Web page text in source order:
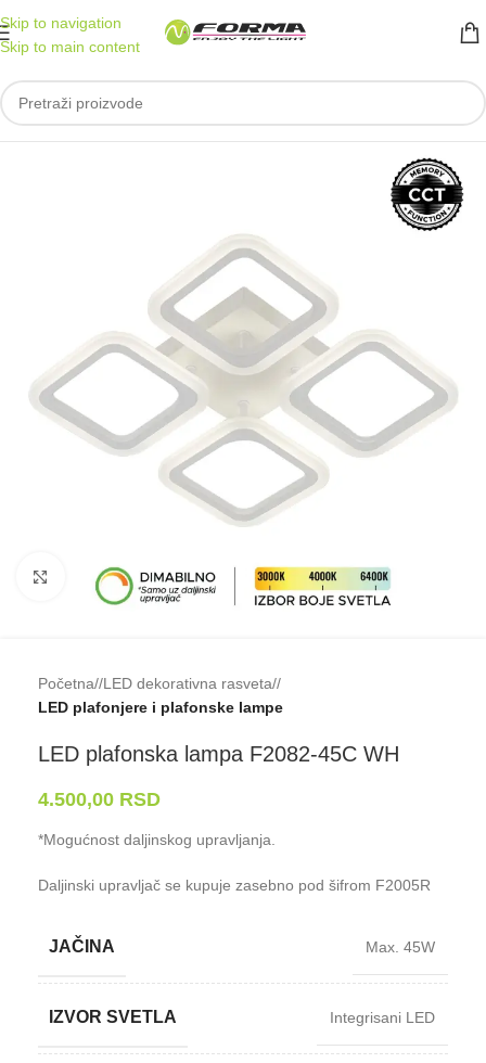
Skip to navigation
Skip to main content
Klikni da uveličaš
Početna/ LED dekorativna rasveta/
LED plafonjere i plafonske lampe
LED plafonska lampa F2082-⁠45C WH
4.500,00 RSD
*Mogućnost daljinskog upravljanja.
Daljinski upravljač se kupuje zasebno pod šifrom F2005R
JAČINA Max. 45W
IZVOR SVETLA Integrisani LED